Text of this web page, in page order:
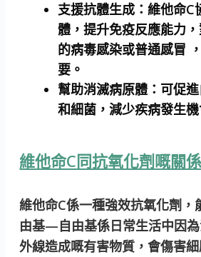
支援抗體生成：維他命C
體，提升免疫反應能力 ，
的病毒感染或普通感冒
要。
幫助消滅病原體： 可促
和細菌，減少疾病發生機
維他命C同抗氧化劑嘅關係
維他命C係一種強效抗氧化劑，
由基—自由基係日常生活中因
外線造成嘅有害物質，會傷害